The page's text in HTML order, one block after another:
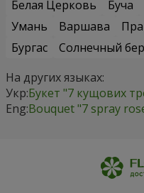
Белая Церковь
Буча
Умань
Варшава
Бургас
Солнечный
На других языках:
Укр:Букет "7 кущових
Eng:Bouquet "7 spray